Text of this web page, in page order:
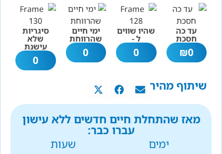
עד כה
חסכת
0
₪
שהיו שווים
ל -
0
ימי חיים
שהרווחת
0
סיגריות
שלא
עישנת
0
שיתוף מהיר
מאז שהתחלת חיים חדשים ללא עישון
עברו כבר:
ימים
שעות